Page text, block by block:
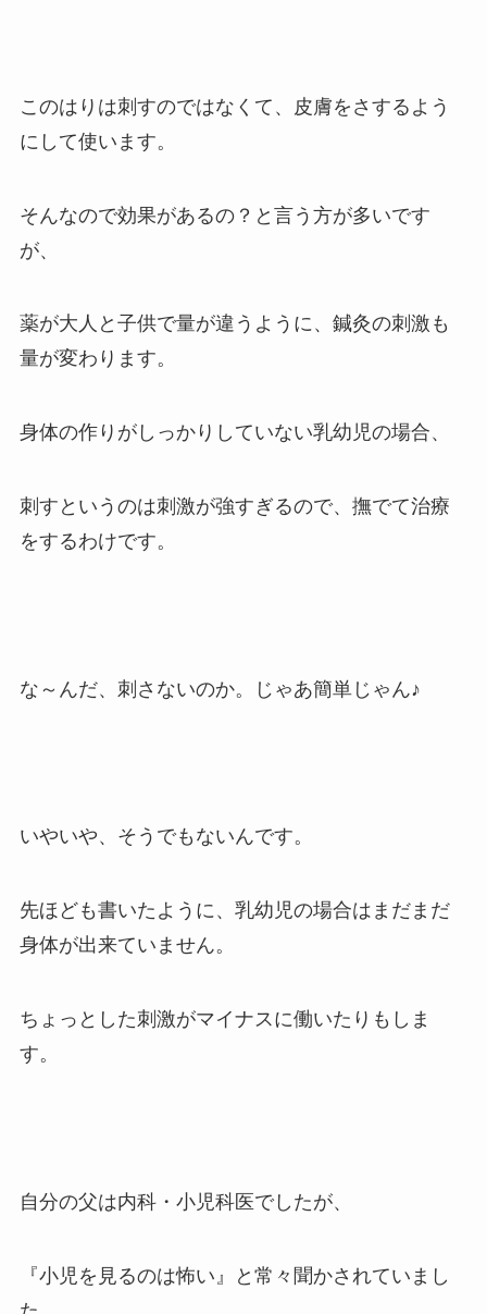
このはりは刺すのではなくて、皮膚をさするよう
にして使います。
そんなので効果があるの？と言う方が多いです
が、
薬が大人と子供で量が違うように、鍼灸の刺激も
量が変わります。
身体の作りがしっかりしていない乳幼児の場合、
刺すというのは刺激が強すぎるので、撫でて治療
をするわけです。
な～んだ、刺さないのか。じゃあ簡単じゃん♪
いやいや、そうでもないんです。
先ほども書いたように、乳幼児の場合はまだまだ
身体が出来ていません。
ちょっとした刺激がマイナスに働いたりもしま
す。
自分の父は内科・小児科医でしたが、
『小児を見るのは怖い』と常々聞かされていまし